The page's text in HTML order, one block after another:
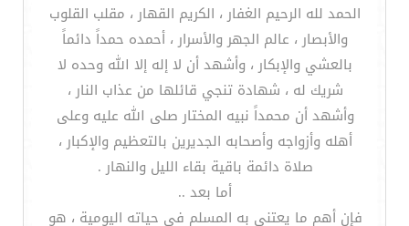
الحمد لله الرحيم الغفار ، الكريم القهار ، مقلب القلوب
والأبصار ، عالم الجهر والأسرار ، أحمده حمداً دائماً
بالعشي والإبكار ، وأشهد أن لا إله إلا الله وحده لا
شريك له ، شهادة تنجي قائلها من عذاب النار ،
وأشهد أن محمداً نبيه المختار صلى الله عليه وعلى
أهله وأزواجه وأصحابه الجديرين بالتعظيم والإكبار ،
صلاة دائمة باقية بقاء الليل والنهار .
أما بعد ..
فإن أهم ما يعتني به المسلم في حياته اليومية ، هو